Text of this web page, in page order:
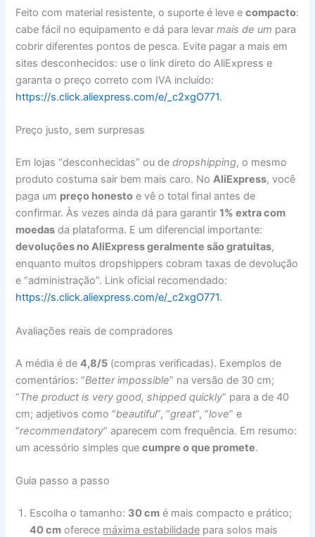
Feito com material resistente, o suporte é leve ecompacto:
cabe fácil no equipamento e dá para levarmais de um para
cobrir diferentes pontos de pesca. Evite pagar a mais em
sites desconhecidos: use o link direto do AliExpress e
garanta o preço correto com IVA incluído:
https://s.click.aliexpress.com/e/_c2xgO771.
Preço justo, sem surpresas
Em lojas “desconhecidas” ou dedropshipping, o mesmo
produto costuma sair bem mais caro. NoAliExpress, você
paga um preço honesto e vê o total final antes de
confirmar. Às vezes ainda dá para garantir1% extra com
moedas da plataforma. E um diferencial importante:
devoluções no AliExpress geralmente são gratuitas,
enquanto muitos dropshippers cobram taxas de devolução
e “administração”. Link oficial recomendado:
https://s.click.aliexpress.com/e/_c2xgO771.
Avaliações reais de compradores
A média é de4,8/5 (compras verificadas). Exemplos de
comentários: “Better impossible” na versão de 30 cm;
“The product is very good, shipped quickly” para a de 40
cm; adjetivos como “beautiful”, “great”, “love” e
“recommendatory” aparecem com frequência. Em resumo:
um acessório simples quecumpre o que promete.
Guia passo a passo
Escolha o tamanho: 30 cm é mais compacto e prático;
40 cm oferece máxima estabilidade para solos mais